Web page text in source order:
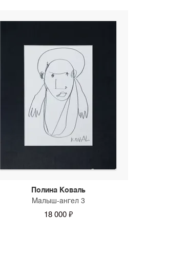
Полина Коваль
Малыш-ангел 3
18 000 ₽